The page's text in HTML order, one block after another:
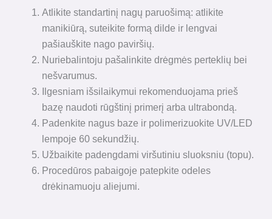
Atlikite standartinį nagų paruošimą: atlikite
manikiūrą, suteikite formą dilde ir lengvai
pašiauškite nago paviršių.
Nuriebalintoju pašalinkite drėgmės perteklių bei
nešvarumus.
Ilgesniam išsilaikymui rekomenduojama prieš
bazę naudoti rūgštinį primerį arba ultrabondą.
Padenkite nagus baze ir polimerizuokite UV/LED
lempoje 60 sekundžių.
Užbaikite padengdami viršutiniu sluoksniu (topu).
Procedūros pabaigoje patepkite odeles
drėkinamuoju aliejumi.